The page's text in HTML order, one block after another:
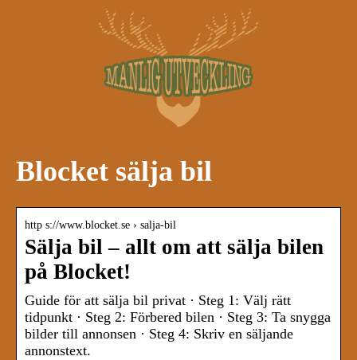
Blocket sälja bil
http s://www.blocket.se › salja-bil
Sälja bil – allt om att sälja bilen
på Blocket!
Guide för att sälja bil privat · Steg 1: Välj rätt
tidpunkt · Steg 2: Förbered bilen · Steg 3: Ta snygga
bilder till annonsen · Steg 4: Skriv en säljande
annonstext.